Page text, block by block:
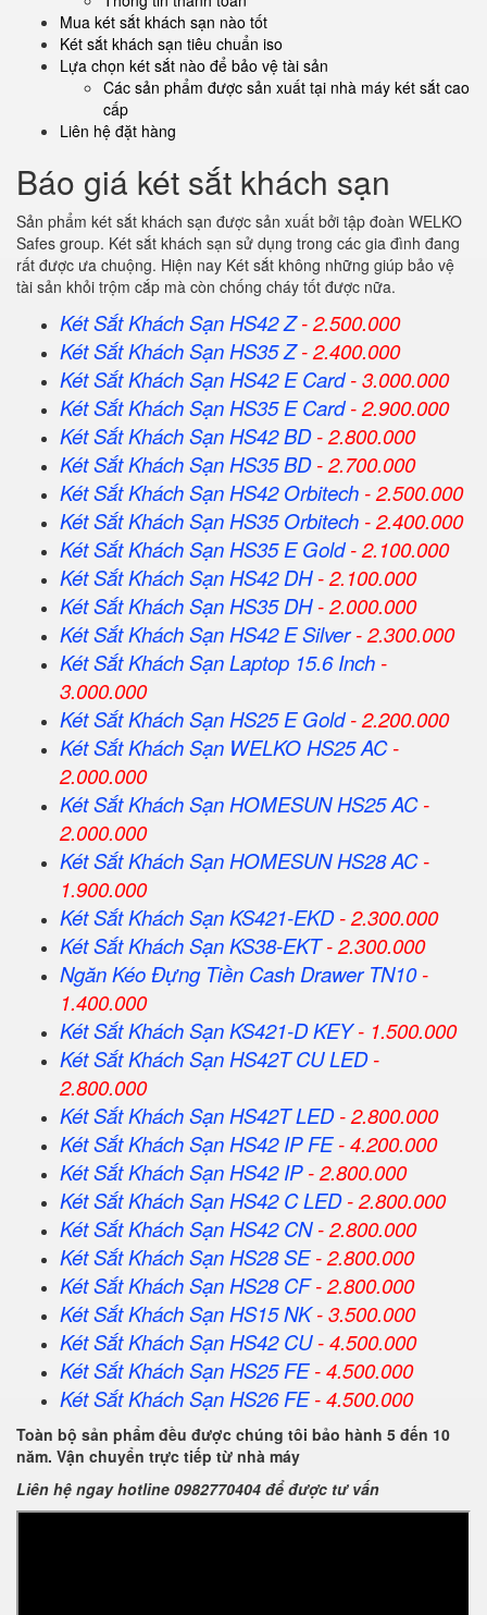
Mua két sắt khách sạn nào tốt
Két sắt khách sạn tiêu chuẩn iso
Lựa chọn két sắt nào để bảo vệ tài sản
Các sản phẩm được sản xuất tại nhà máy két sắt cao
cấp
Liên hệ đặt hàng
Báo giá két sắt khách sạn
Sản phẩm két sắt khách sạn được sản xuất bởi tập đoàn WELKO
Safes group. Két sắt khách sạn sử dụng trong các gia đình đang
rất được ưa chuộng. Hiện nay Két sắt không những giúp bảo vệ
tài sản khỏi trộm cắp mà còn chống cháy tốt được nữa.
Két Sắt Khách Sạn HS42 Z- 2.500.000
Két Sắt Khách Sạn HS35 Z- 2.400.000
Két Sắt Khách Sạn HS42 E Card- 3.000.000
Két Sắt Khách Sạn HS35 E Card- 2.900.000
Két Sắt Khách Sạn HS42 BD- 2.800.000
Két Sắt Khách Sạn HS35 BD- 2.700.000
Két Sắt Khách Sạn HS42 Orbitech - 2.500.000
Két Sắt Khách Sạn HS35 Orbitech - 2.400.000
Két Sắt Khách Sạn HS35 E Gold- 2.100.000
Két Sắt Khách Sạn HS42 DH- 2.100.000
Két Sắt Khách Sạn HS35 DH- 2.000.000
Két Sắt Khách Sạn HS42 E Silver- 2.300.000
Két Sắt Khách Sạn Laptop 15.6 Inch -
3.000.000
Két Sắt Khách Sạn HS25 E Gold- 2.200.000
Két Sắt Khách Sạn WELKO HS25 AC-
2.000.000
Két Sắt Khách Sạn HOMESUN HS25 AC-
2.000.000
Két Sắt Khách Sạn HOMESUN HS28 AC-
1.900.000
Két Sắt Khách Sạn KS421-EKD- 2.300.000
Két Sắt Khách Sạn KS38-EKT- 2.300.000
Ngăn Kéo Đựng Tiền Cash Drawer TN10-
1.400.000
Két Sắt Khách Sạn KS421-D KEY- 1.500.000
Két Sắt Khách Sạn HS42T CU LED-
2.800.000
Két Sắt Khách Sạn HS42T LED- 2.800.000
Két Sắt Khách Sạn HS42 IP FE- 4.200.000
Két Sắt Khách Sạn HS42 IP- 2.800.000
Két Sắt Khách Sạn HS42 C LED- 2.800.000
Két Sắt Khách Sạn HS42 CN- 2.800.000
Két Sắt Khách Sạn HS28 SE- 2.800.000
Két Sắt Khách Sạn HS28 CF- 2.800.000
Két Sắt Khách Sạn HS15 NK- 3.500.000
Két Sắt Khách Sạn HS42 CU- 4.500.000
Két Sắt Khách Sạn HS25 FE- 4.500.000
Két Sắt Khách Sạn HS26 FE- 4.500.000
Toàn bộ sản phẩm đều được chúng tôi bảo hành 5 đến 10
năm. Vận chuyển trực tiếp từ nhà máy
Liên hệ ngay hotline 0982770404 để được tư vấn